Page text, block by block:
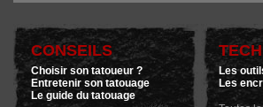
CONSEILS
Choisir son tatoueur ?
Entretenir son tatouage
Le guide du tatouage
Les
Les